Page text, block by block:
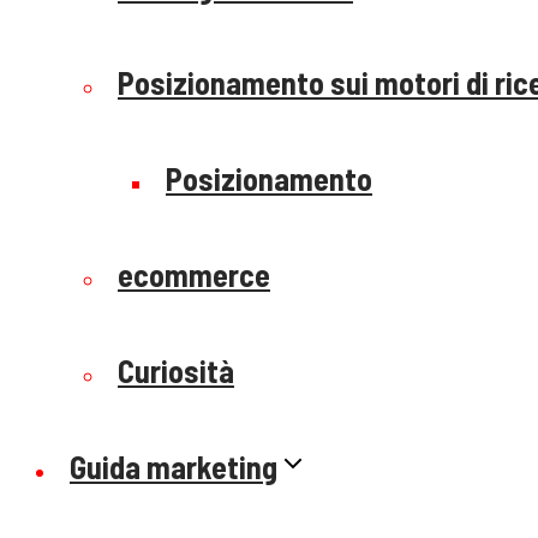
Posizionamento sui motori di
Posizionamento
ecommerce
Curiosità
Guida marketing